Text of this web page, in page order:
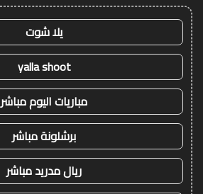
يلا شوت
yalla shoot
مباريات اليوم مباشر
برشلونة مباشر
ريال مدريد مباشر